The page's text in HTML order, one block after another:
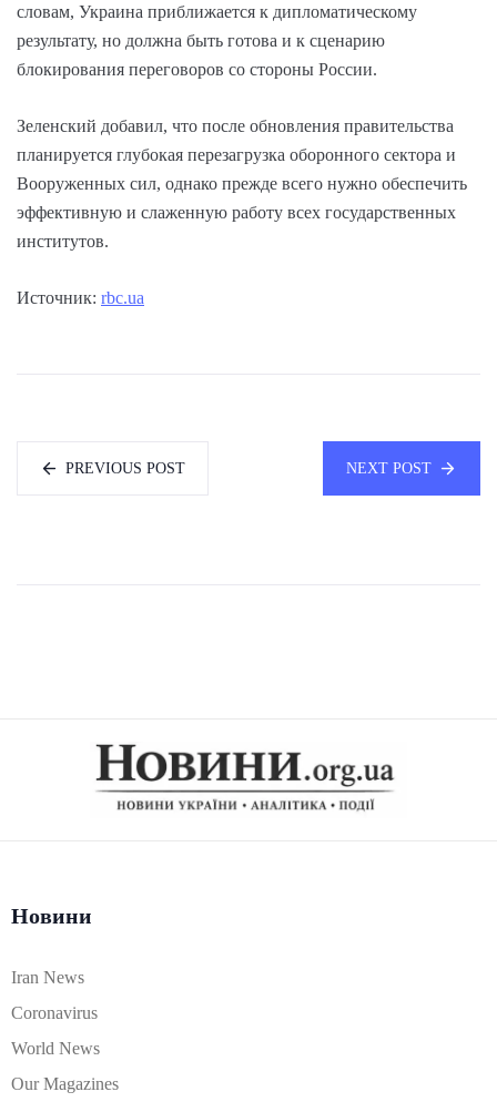
словам, Украина приближается к дипломатическому
результату, но должна быть готова и к сценарию
блокирования переговоров со стороны России.
Зеленский добавил, что после обновления правительства
планируется глубокая перезагрузка оборонного сектора и
Вооруженных сил, однако прежде всего нужно обеспечить
эффективную и слаженную работу всех государственных
институтов.
Источник: rbc.ua
PREVIOUS POST NEXT POST
Новини
Iran News
Coronavirus
World News
Our Magazines